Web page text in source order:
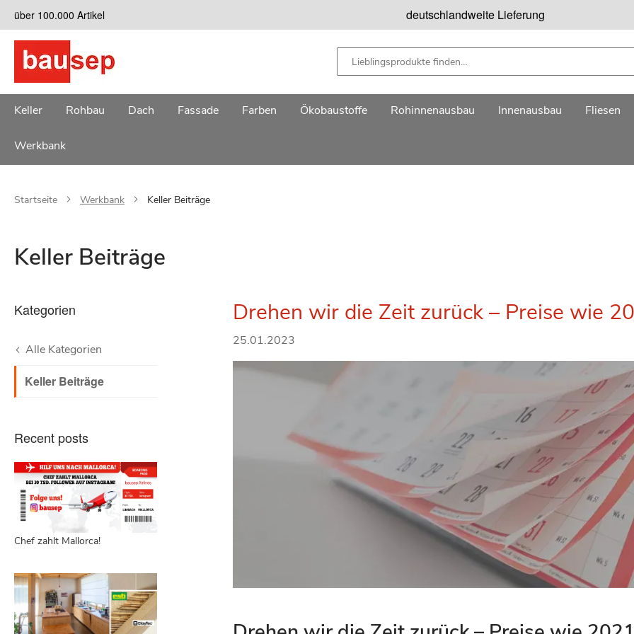
Zum
Inhalt
springen
über 100.000 Artikel deutschlandweite Lieferung
Keller Rohbau Dach Fassade Farben Ökobaustoffe Rohinnenausbau Innenausbau Fliesen
Werkbank
Startseite Werkbank Keller Beiträge
Keller Beiträge
Drehen wir die Zeit zurück – Preise wie
25.01.2023
Kategorien
Alle Kategorien
Keller Beiträge
Recent posts
Chef zahlt Mallorca!